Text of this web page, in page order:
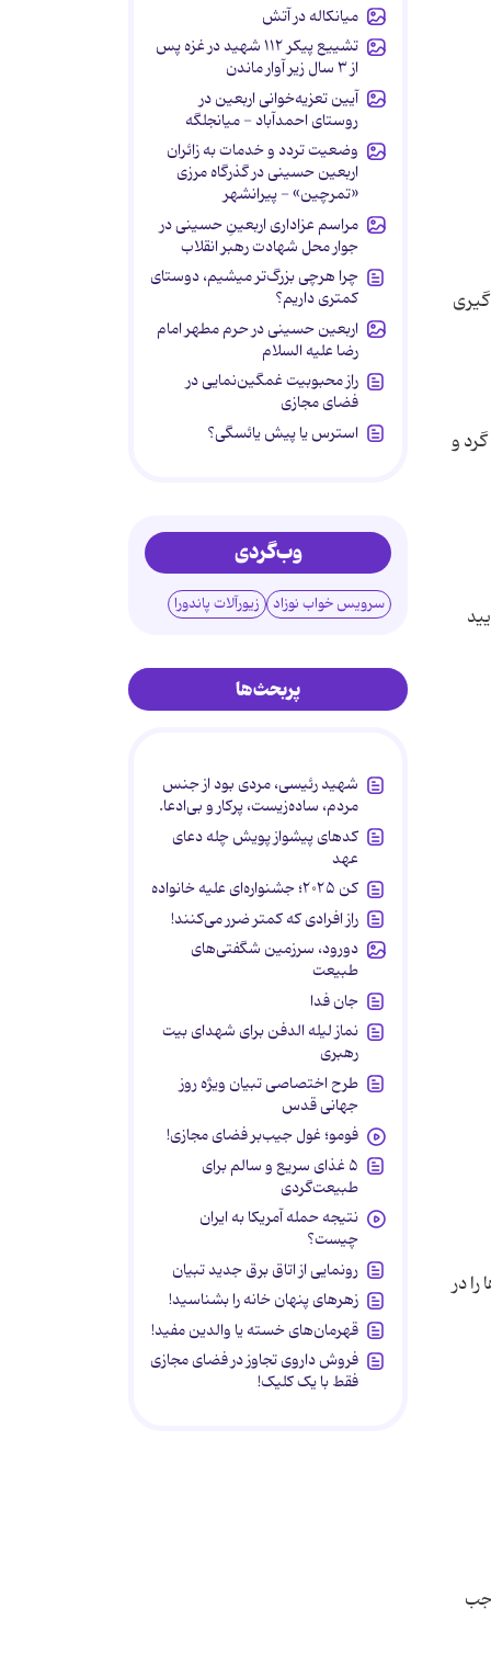
و
در
میانکاله در آتش
تشییع پیکر ۱۱۲ شهید در غزه پس
از ۳ سال زیر آوار ماندن
آیین تعزیه‌خوانی اربعین در
روستای احمدآباد - میانجلگه
وضعیت تردد و خدمات به زائران
اربعین حسینی در گذرگاه مرزی
«تمرچین» - پیرانشهر
مراسم عزاداری اربعینِ حسینی در
جوار محل شهادت رهبر انقلاب
چرا هرچی بزرگ‌تر میشیم، دوستای
کمتری داریم؟
اربعین حسینی در حرم مطهر امام
رضا علیه السلام
راز محبوبیت غمگین‌نمایی در
فضای مجازی
استرس یا پیش یائسگی؟
وب‌گردی
سرویس خواب نوزاد زیورآلات پاندورا
پربحث‌ها
شهید رئیسی، مردی بود از جنس
مردم، ساده‌زیست، پرکار و بی‌ادعا.
کدهای پیشواز پویش چله دعای
عهد
کن ۲۰۲۵؛ جشنواره‌ای علیه خانواده
راز افرادی که کمتر ضرر می‌کنند!
دورود، سرزمین شگفتی‌های
طبیعت
جان فدا
نماز لیله الدفن برای شهدای بیت
رهبری
طرح اختصاصی تبیان ویژه روز
جهانی قدس
فومو؛ غول جیب‌بر فضای مجازی!
۵ غذای سریع و سالم برای
طبیعت‌گردی
نتیجه حمله آمریکا به ایران
چیست؟
رونمایی از اتاق برق جدید تبیان
زهرهای پنهان خانه را بشناسید!
قهرمان‌های خسته یا والدین مفید!
فروش داروی تجاوز در فضای مجازی
فقط با یک کلیک!